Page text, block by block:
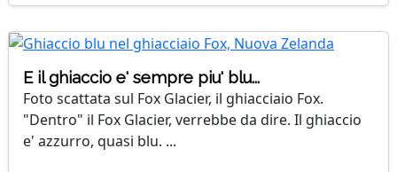
E il ghiaccio e' sempre piu' blu...
Foto scattata sul Fox Glacier, il ghiacciaio Fox.
"Dentro" il Fox Glacier, verrebbe da dire. Il ghiaccio
e' azzurro, quasi blu. ...